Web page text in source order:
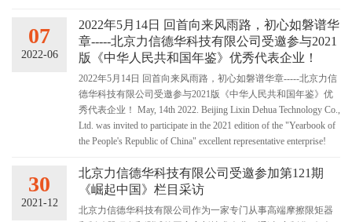
07
2022-06
2022年5月14日 回首向来风雨路，初心如磐谱华
章-----北京力信德华科技有限公司受邀参与2021
版《中华人民共和国年鉴》优秀代表企业！
2022年5月14日 回首向来风雨路，初心如磐谱华章-----北京力信
德华科技有限公司受邀参与2021版《中华人民共和国年鉴》优
秀代表企业！ May, 14th 2022. Beijing Lixin Dehua Technology Co.,
Ltd. was invited to participate in the 2021 edition of the "Yearbook of
the People's Republic of China" excellent representative enterprise!
30
2021-12
北京力信德华科技有限公司受邀参加第121期
《崛起中国》栏目采访
北京力信德华科技有限公司作为一家专门从事高端摩擦限矩器